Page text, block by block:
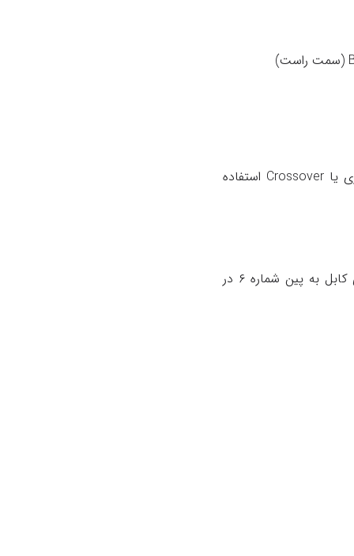
در مواردی که هدف اتصال دو کامپیوتر به هم یا اتصال دو سوئیچ به هم باشد، از کابل ضربدری یا Crossover استفاده
پین شماره ۱ در ابتدای کابل به پین شماره ۳ در انتهای کابل و همچنین پین شماره ۲ در ابتدای کابل به پین شماره ۶ در